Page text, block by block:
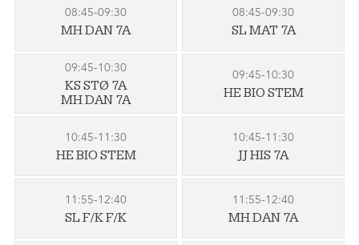
08:45-09:30
MH DAN 7A
09:45-10:30
KS STØ 7A
MH DAN 7A
10:45-11:30
HE BIO STEM
11:55-12:40
SL F/K F/K
08:45-09:30
SL MAT 7A
09:45-10:30
HE BIO STEM
10:45-11:30
JJ HIS 7A
11:55-12:40
MH DAN 7A